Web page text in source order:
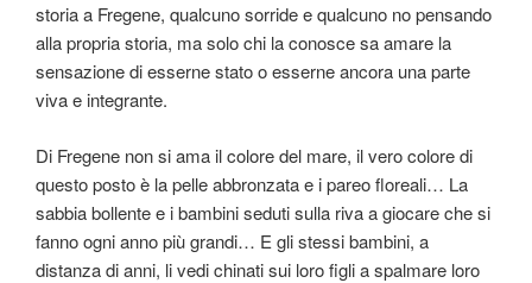
storia a Fregene, qualcuno sorride e qualcuno no pensando
alla propria storia, ma solo chi la conosce sa amare la
sensazione di esserne stato o esserne ancora una parte
viva e integrante.
Di Fregene non si ama il colore del mare, il vero colore di
questo posto è la pelle abbronzata e i pareo floreali… La
sabbia bollente e i bambini seduti sulla riva a giocare che si
fanno ogni anno più grandi… E gli stessi bambini, a
distanza di anni, li vedi chinati sui loro figli a spalmare loro